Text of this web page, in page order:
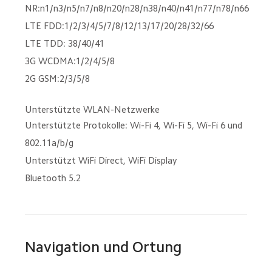
NR:n1/n3/n5/n7/n8/n20/n28/n38/n40/n41/n77/n78/n66
LTE FDD:1/2/3/4/5/7/8/12/13/17/20/28/32/66
LTE TDD: 38/40/41
3G WCDMA:1/2/4/5/8
2G GSM:2/3/5/8
Unterstützte WLAN-Netzwerke
Unterstützte Protokolle: Wi-Fi 4, Wi-Fi 5, Wi-Fi 6 und
802.11a/b/g
Unterstützt WiFi Direct, WiFi Display
Bluetooth 5.2
Navigation und Ortung